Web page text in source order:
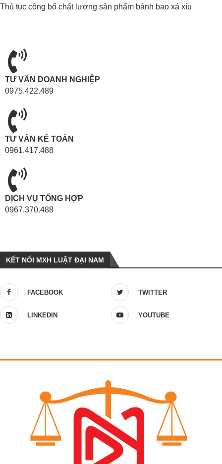
Thủ tục công bố chất lượng sản phẩm bánh bao xá xíu
TƯ VẤN DOANH NGHIỆP
0975.422.489
TƯ VẤN KẾ TOÁN
0961.417.488
DỊCH VỤ TỔNG HỢP
0967.370.488
KẾT NỐI MXH LUẬT ĐẠI NAM
FACEBOOK TWITTER
LINKEDIN YOUTUBE